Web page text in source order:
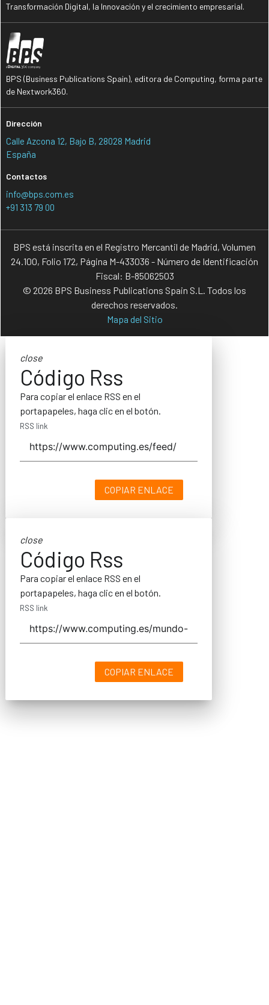
Transformación Digital, la Innovación y el crecimiento empresarial.
BPS (Business Publications Spain), editora de Computing, forma parte
de Nextwork360.
Dirección
Calle Azcona 12, Bajo B, 28028 Madrid
España
Contactos
info@bps.com.es
+91 313 79 00
BPS está inscrita en el Registro Mercantil de Madrid, Volumen
24.100, Folio 172, Página M-433036 - Número de Identificación
Fiscal: B-85062503
© 2026 BPS Business Publications Spain S.L. Todos los
derechos reservados.
Mapa del Sitio
close
Código Rss
Para copiar el enlace RSS en el
portapapeles, haga clic en el botón.
RSS link
COPIAR ENLACE
close
Código Rss
Para copiar el enlace RSS en el
portapapeles, haga clic en el botón.
RSS link
COPIAR ENLACE